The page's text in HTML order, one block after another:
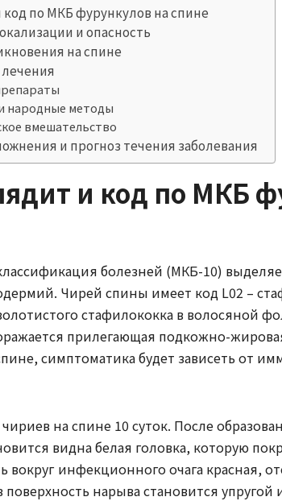
код по МКБ фурункулов на спине
и опасность
на спине
народные методы
вмешательство
и прогноз течения заболевания
и код по МКБ
болезней (МКБ-10)
Чирей спины имеет код L02 –
стафилококка в волосяной
прилегающая подкожно-
симптоматика будет зависеть от
на спине 10 суток. После
видна белая головка, которую
вокруг инфекционного очага красная,
нарыва становится